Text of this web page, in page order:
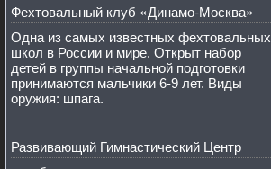
Фехтовальный клуб «Динамо-Москва»
Одна из самых известных фехтовальных
школ в России и мире. Открыт набор
детей в группы начальной подготовки
принимаются мальчики 6-9 лет. Виды
оружия: шпага.
Развивающий Гимнастический Центр